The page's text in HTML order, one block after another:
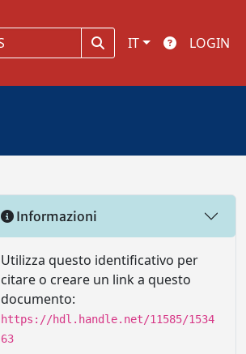
IT LOGIN
Informazioni
Utilizza questo identificativo per
citare o creare un link a questo
documento:
https://hdl.handle.net/11585/1534
63